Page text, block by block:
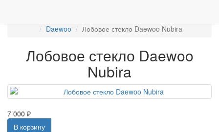
Daewoo
Лобовое стекло Daewoo Nubira
Лобовое стекло Daewoo
Nubira
7 000 ₽
В корзину